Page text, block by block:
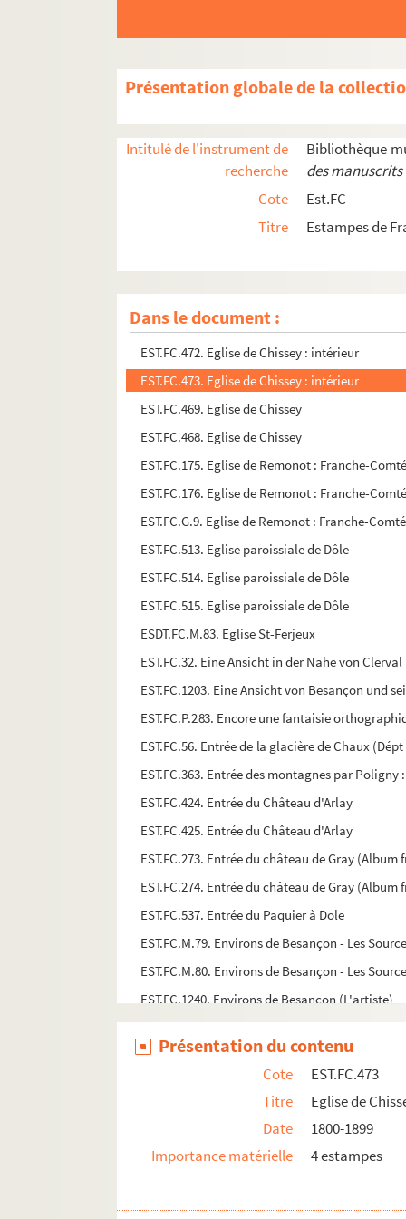
Présentation globale de la
Intitulé de l'instrument de
recherche
Bibliothèque
des
Cote
Est.FC
Titre
Estampes de
Dans le document :
EST.FC.541. Dole
EST.FC.547. Dole (Jura pittoresque)
EST.FC.208. Le Doubs à Sous-Roche
EST.FC.2570. Le Dr C.-A. Phisalix 1852-1906 ;
EST.FC.P.289. Une drôle de mécanique (suite)
EST.FC.313. Eglise à Marast (Haute-Saône)
EST.FC.470. Eglise de Chissey : intérieur
EST.FC.471. Eglise de Chissey : intérieur
EST.FC.472. Eglise de Chissey : intérieur
EST.FC.473. Eglise de Chissey : intérieur
EST.FC.469. Eglise de Chissey
EST.FC.468. Eglise de Chissey
EST.FC.175. Eglise de Remonot : Franche-
EST.FC.176. Eglise de Remonot : Franche-
EST.FC.G.9. Eglise de Remonot : Franche-Comté
EST.FC.513. Eglise paroissiale de Dôle
EST.FC.514. Eglise paroissiale de Dôle
EST.FC.515. Eglise paroissiale de Dôle
ESDT.FC.M.83. Eglise St-Ferjeux
EST.FC.32. Eine Ansicht in der Nähe von Clerval
EST.FC.1203. Eine Ansicht von Besançon und
EST.FC.P.283. Encore une fantaisie
EST.FC.56. Entrée de la glacière de Chaux
EST.FC.363. Entrée des montagnes par Poligny
EST.FC.424. Entrée du Château d'Arlay
EST.FC.425. Entrée du Château d'Arlay
EST.FC.273. Entrée du château de Gray
EST.FC.274. Entrée du château de Gray
EST.FC.537. Entrée du Paquier à Dole
EST.FC.M.79. Environs de Besançon - Les
EST.FC.M.80. Environs de Besançon - Les
EST.FC.1240. Environs de Besançon (L'artiste)
EST.FC.385. Environs de St Claude : Jura
EST.FC.186 1. Les environs de St Hypolite
EST.FC.353. Environs de vesoul
EST.FC.535. Escalier derrière la Fontaine de
EST.FC.M.131. Etablissement thermal de
EST.FC.M.198. Etude de paysages près de
Présentation du contenu
Cote
EST.FC.473
Titre
Eglise de
Date
1800-1899
Importance matérielle
4 estampes